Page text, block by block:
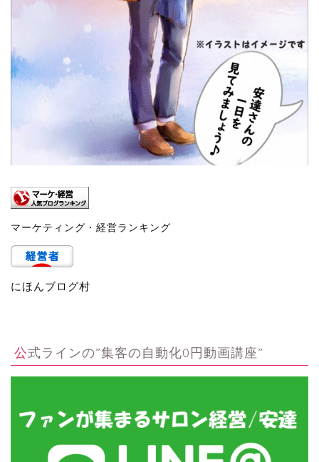
マーケティング・経営ランキング
にほんブログ村
公式ラインの”集客の自動化0円動画講座”